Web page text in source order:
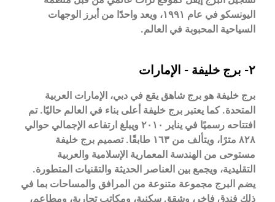
اليونسكو في عام ١٩٩١، ويعد واحدًا من أبرز الوجهات
السياحية المحبوبة في العالم.
٢- برج خليفة - الإمارات
برج خليفة هو برج شاهق يقع في دبي، الإمارات العربية
المتحدة. كما يعتبر برج خليفة أعلى بناء في العالم حاليًا. تم
افتتاحه رسميًا في يناير ٢٠١٠ ويبلغ ارتفاعه الإجمالي حوالي
٨٢٨ مترًا، ويتألف من ١٦٣ طابقًا. تصميم برج خليفة
مستوحى من الهندسة المعمارية الإسلامية والعربية
التقليدية، ويجمع بين العناصر الحديثة والتقنيات المتطورة.
يضم البرج مجموعة متنوعة من المرافق والمساحات بما في
ذلك فندق فاخر، وشقق سكنية، ومكاتب تجارية، ومطاعم،